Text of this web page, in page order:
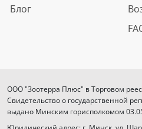
Блог
ООО "Зоотерра Плюс" в Торговом
Свидетельство о государственной
выдано Минским горисполкомом